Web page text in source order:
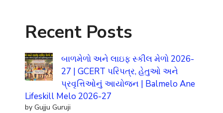
Recent Posts
બાળમેળો અને લાઇફ સ્કીલ મેળો 2026-
27 | GCERT પરિપત્ર, હેતુઓ અને
પ્રવૃત્તિઓનું આયોજન | Balmelo Ane
Lifeskill Melo 2026-27
by Gujju Guruji